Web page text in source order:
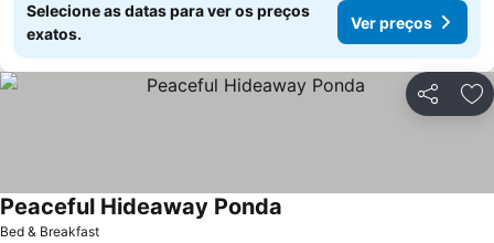
Selecione as datas para ver os preços
exatos.
Ver preços
Partilhar
Bed & Breakfast
Peaceful Hideaway Ponda